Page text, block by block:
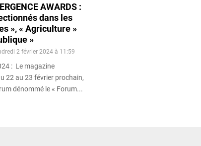
AWARDS :
dans les
», « Agriculture »
»
2 février 2024 à 11:59
: Le magazine
22 au 23 février prochain,
dénommé le « Forum...